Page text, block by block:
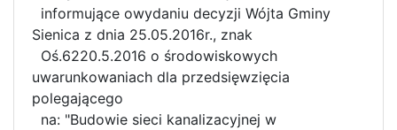
informujące owydaniu decyzji Wójta Gminy
Sienica z dnia 25.05.2016r., znak
Oś.6220.5.2016 o środowiskowych
uwarunkowaniach dla przedsięwzięcia
polegającego
na: "Budowie sieci kanalizacyjnej w